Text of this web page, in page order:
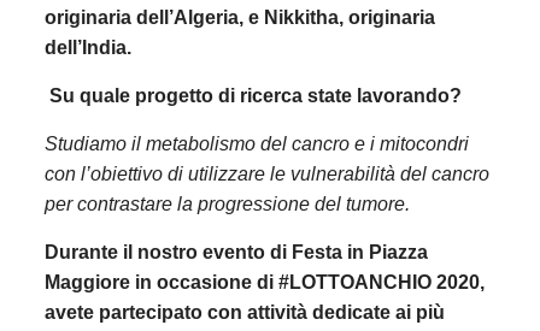
originaria dell’Algeria, e Nikkitha, originaria
dell’India.
Su quale progetto di ricerca state lavorando?
Studiamo il metabolismo del cancro e i mitocondri
con l’obiettivo di utilizzare le vulnerabilità del cancro
per contrastare la progressione del tumore.
Durante il nostro evento di Festa in Piazza
Maggiore in occasione di #LOTTOANCHIO 2020,
avete partecipato con attività dedicate ai più